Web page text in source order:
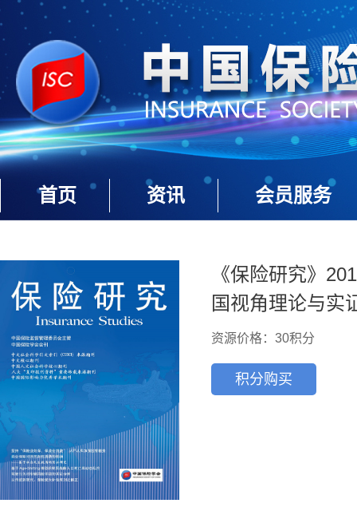
首页 资讯 会员服务
《保险研究》
国视角理论与实
资源价格：30积分
积分购买